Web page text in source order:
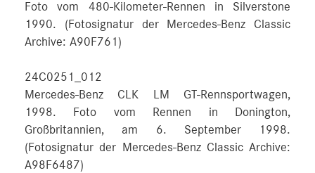
Foto vom 480-Kilometer-Rennen in Silverstone
1990. (Fotosignatur der Mercedes-Benz Classic
Archive: A90F761)
24C0251_012
Mercedes-Benz CLK LM GT-Rennsportwagen,
1998. Foto vom Rennen in Donington,
Großbritannien, am 6. September 1998.
(Fotosignatur der Mercedes-Benz Classic Archive:
A98F6487)